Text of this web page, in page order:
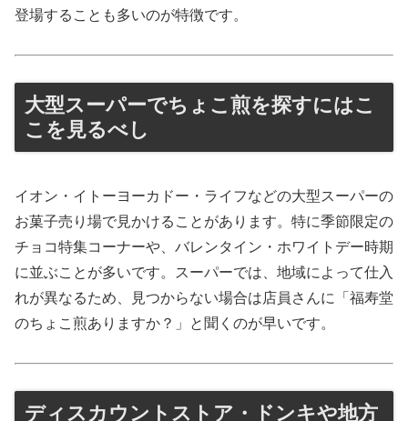
登場することも多いのが特徴です。
大型スーパーでちょこ煎を探すにはこ
こを見るべし
イオン・イトーヨーカドー・ライフなどの大型スーパーの
お菓子売り場で見かけることがあります。特に季節限定の
チョコ特集コーナーや、バレンタイン・ホワイトデー時期
に並ぶことが多いです。スーパーでは、地域によって仕入
れが異なるため、見つからない場合は店員さんに「福寿堂
のちょこ煎ありますか？」と聞くのが早いです。
ディスカウントストア・ドンキや地方